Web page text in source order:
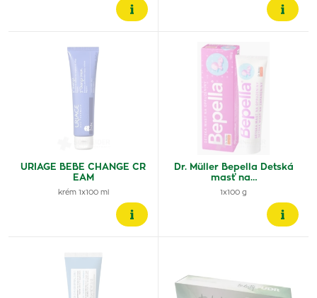
URIAGE BEBE CHANGE CR
EAM
krém 1x100 ml
Dr. Müller Bepella Detská
masť na…
1x100 g